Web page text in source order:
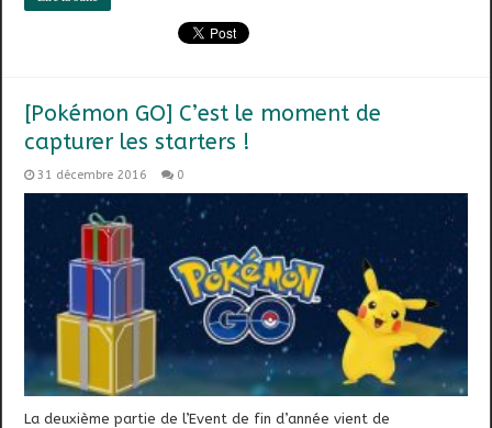
[Pokémon GO] C’est le moment de
capturer les starters !
31 décembre 2016 0
La deuxième partie de l’Event de fin d’année vient de